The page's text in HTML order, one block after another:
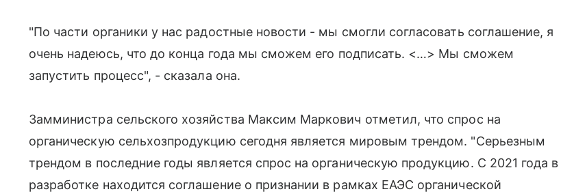
"По части органики у нас радостные новости - мы смогли согласовать соглашение, я
очень надеюсь, что до конца года мы сможем его подписать. <…> Мы сможем
запустить процесс", - сказала она.
Замминистра сельского хозяйства Максим Маркович отметил, что спрос на
органическую сельхозпродукцию сегодня является мировым трендом. "Серьезным
трендом в последние годы является спрос на органическую продукцию. С 2021 года в
разработке находится соглашение о признании в рамках ЕАЭС органической